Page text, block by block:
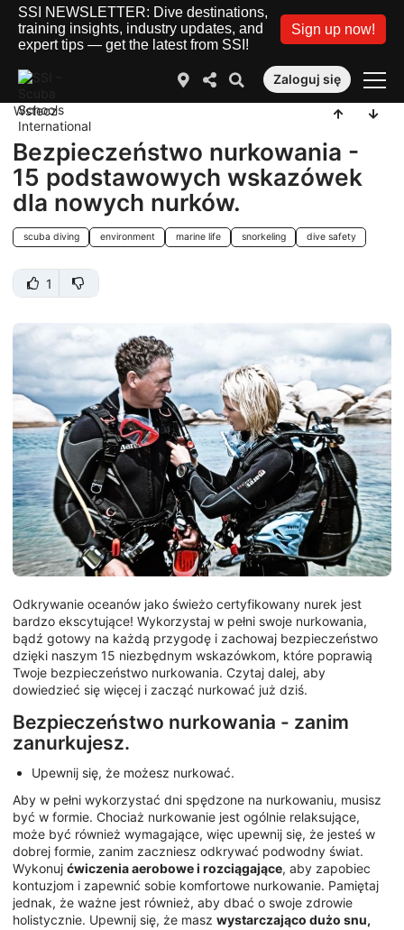
SSI NEWSLETTER: Dive destinations,
training insights, industry updates, and
expert tips — get the latest from SSI!
Sign up now!
Zaloguj się
Wstecz
Bezpieczeństwo nurkowania -
15 podstawowych wskazówek
dla nowych nurków.
scuba diving environment marine life snorkeling dive safety
1
Odkrywanie oceanów jako świeżo certyfikowany nurek jest
bardzo ekscytujące! Wykorzystaj w pełni swoje nurkowania,
bądź gotowy na każdą przygodę i zachowaj bezpieczeństwo
dzięki naszym 15 niezbędnym wskazówkom, które poprawią
Twoje bezpieczeństwo nurkowania. Czytaj dalej, aby
dowiedzieć się więcej i zacząć nurkować już dziś.
Bezpieczeństwo nurkowania - zanim
zanurkujesz.
Upewnij się, że możesz nurkować.
Aby w pełni wykorzystać dni spędzone na nurkowaniu, musisz
być w formie. Chociaż nurkowanie jest ogólnie relaksujące,
może być również wymagające, więc upewnij się, że jesteś w
dobrej formie, zanim zaczniesz odkrywać podwodny świat.
Wykonuj ćwiczenia aerobowe i rozciągające, aby zapobiec
kontuzjom i zapewnić sobie komfortowe nurkowanie. Pamiętaj
jednak, że ważne jest również, aby dbać o swoje zdrowie
holistycznie. Upewnij się, że masz wystarczająco dużo snu,